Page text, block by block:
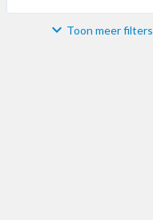
Materiaal Toon meer filters